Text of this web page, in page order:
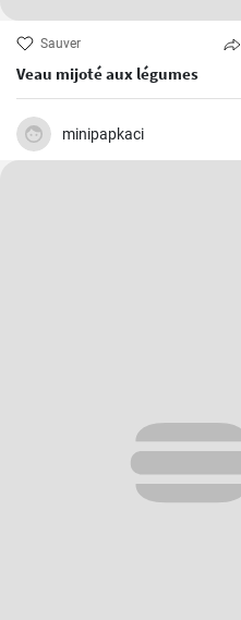
Sauver
Veau mijoté aux légumes
minipapkaci